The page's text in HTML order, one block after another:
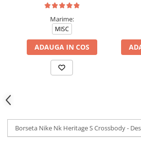
Marime:
MISC
ADAUGA IN COS
Borseta Nike Nk Heritage S Crossbody -